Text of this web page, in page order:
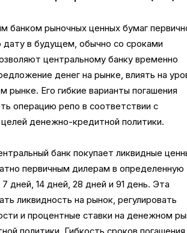
рыночных ценных бумаг
в будущем, обычно со сроками
центральному банку временно
денег на рынке, влиять на
рынке. Его гибкие варианты погашения
операцию репо в соответствии с
денежно-кредитной политики.
банк покупает ликвидные
первичным дилерам в определенную
дней, 14 дней, 28 дней и 91 день. Эта
ликвидность на рынок, регулировать
и процентные ставки на денежном